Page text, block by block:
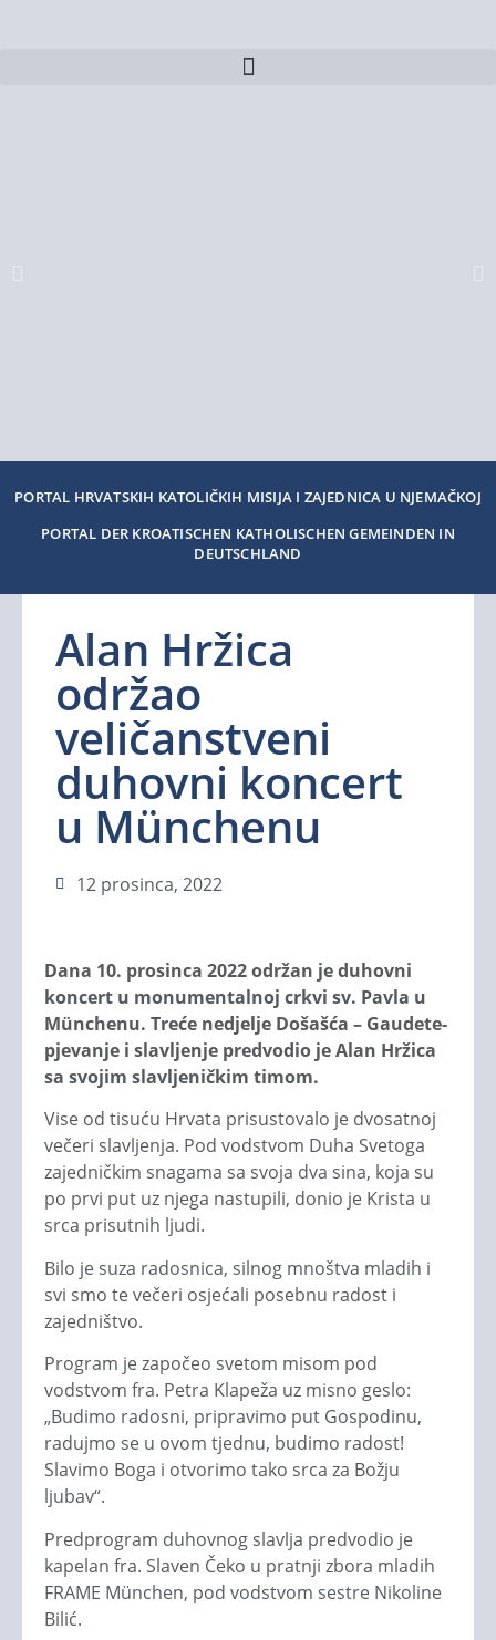
PORTAL HRVATSKIH KATOLIČKIH MISIJA I ZAJEDNICA U NJEMAČKOJ
PORTAL DER KROATISCHEN KATHOLISCHEN GEMEINDEN IN
DEUTSCHLAND
Alan Hržica
održao
veličanstveni
duhovni koncert
u Münchenu
12 prosinca, 2022
Dana 10. prosinca 2022 održan je duhovni
koncert u monumentalnoj crkvi sv. Pavla u
Münchenu. Treće nedjelje Došašća – Gaudete-
pjevanje i slavljenje predvodio je Alan Hržica
sa svojim slavljeničkim timom.
Vise od tisuću Hrvata prisustovalo je dvosatnoj
večeri slavljenja. Pod vodstvom Duha Svetoga
zajedničkim snagama sa svoja dva sina, koja su
po prvi put uz njega nastupili, donio je Krista u
srca prisutnih ljudi.
Bilo je suza radosnica, silnog mnoštva mladih i
svi smo te večeri osjećali posebnu radost i
zajedništvo.
Program je započeo svetom misom pod
vodstvom fra. Petra Klapeža uz misno geslo:
„Budimo radosni, pripravimo put Gospodinu,
radujmo se u ovom tjednu, budimo radost!
Slavimo Boga i otvorimo tako srca za Božju
ljubav“.
Predprogram duhovnog slavlja predvodio je
kapelan fra. Slaven Čeko u pratnji zbora mladih
FRAME München, pod vodstvom sestre Nikoline
Bilić.